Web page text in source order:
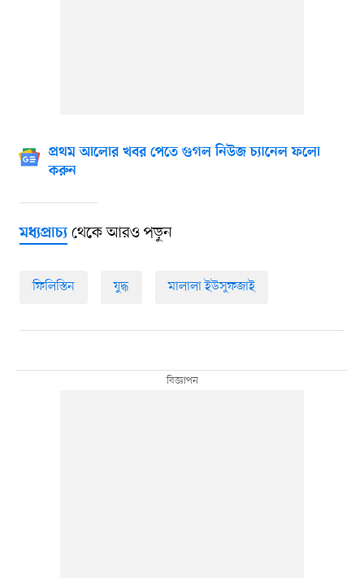
প্রথম আলোর খবর পেতে গুগল নিউজ চ্যানেল ফলো
করুন
মধ্যপ্রাচ্যথেকে আরও পড়ুন
ফিলিস্তিন যুদ্ধ মালালা ইউসুফজাই